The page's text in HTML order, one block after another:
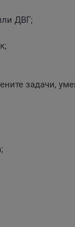
ДВГ;
задачи,